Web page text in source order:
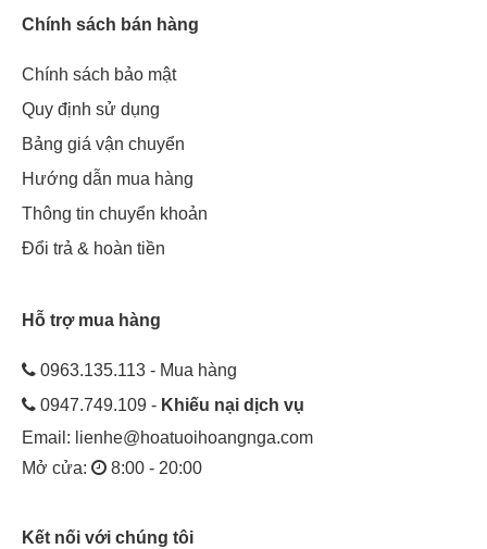
Chính sách bán hàng
Chính sách bảo mật
Quy định sử dụng
Bảng giá vận chuyển
Hướng dẫn mua hàng
Thông tin chuyển khoản
Đổi trả & hoàn tiền
Hỗ trợ mua hàng
0963.135.113 - Mua hàng
0947.749.109 - Khiếu nại dịch vụ
Email: lienhe@hoatuoihoangnga.com
Mở cửa:
8:00 - 20:00
Kết nối với chúng tôi